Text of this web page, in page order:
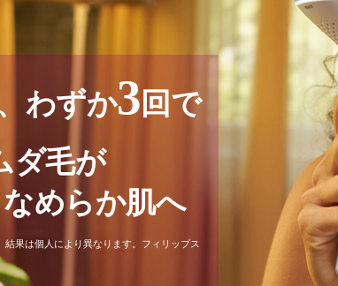
わずか3 回で
ダ毛が
めらか肌へ
果は個人により異なります。フィリップス